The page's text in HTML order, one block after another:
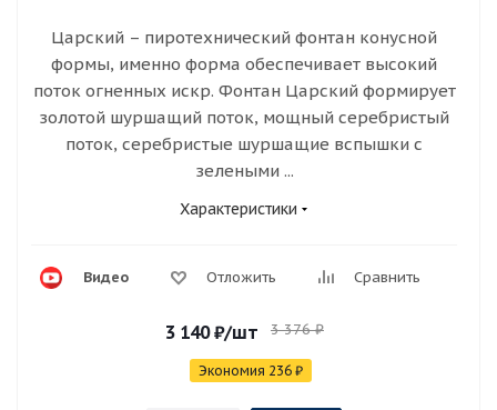
Царский – пиротехнический фонтан конусной
формы, именно форма обеспечивает высокий
поток огненных искр. Фонтан Царский формирует
золотой шуршащий поток, мощный серебристый
поток, серебристые шуршащие вспышки с
зелеными ...
Характеристики
Видео Отложить Сравнить
3 140₽/шт 3 376₽
Экономия 236₽